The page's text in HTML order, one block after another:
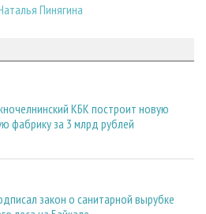
Пинягина
КБК построит новую
фабрику за 3 млрд рублей
закон о санитарной вырубке